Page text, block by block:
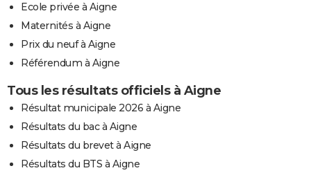
Ecole privée à Aigne
Maternités à Aigne
Prix du neuf à Aigne
Référendum à Aigne
Tous les résultats officiels à Aigne
Résultat municipale 2026 à Aigne
Résultats du bac à Aigne
Résultats du brevet à Aigne
Résultats du BTS à Aigne